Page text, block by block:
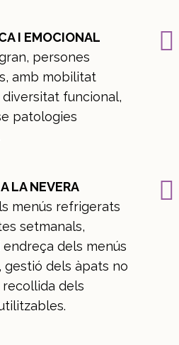
I EMOCIONAL
persones
amb mobilitat
funcional,
patologies
LA NEVERA
menús refrigerats
setmanals,
endreça dels menús
gestió dels àpats no
dels